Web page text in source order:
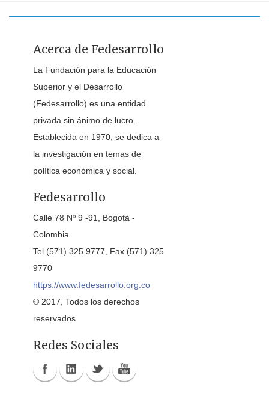
Acerca de Fedesarrollo
La Fundación para la Educación
Superior y el Desarrollo
(Fedesarrollo) es una entidad
privada sin ánimo de lucro.
Establecida en 1970, se dedica a
la investigación en temas de
política económica y social.
Fedesarrollo
Calle 78 Nº 9 -91, Bogotá -
Colombia
Tel (571) 325 9777, Fax (571) 325
9770
https://www.fedesarrollo.org.co
© 2017, Todos los derechos
reservados
Redes Sociales